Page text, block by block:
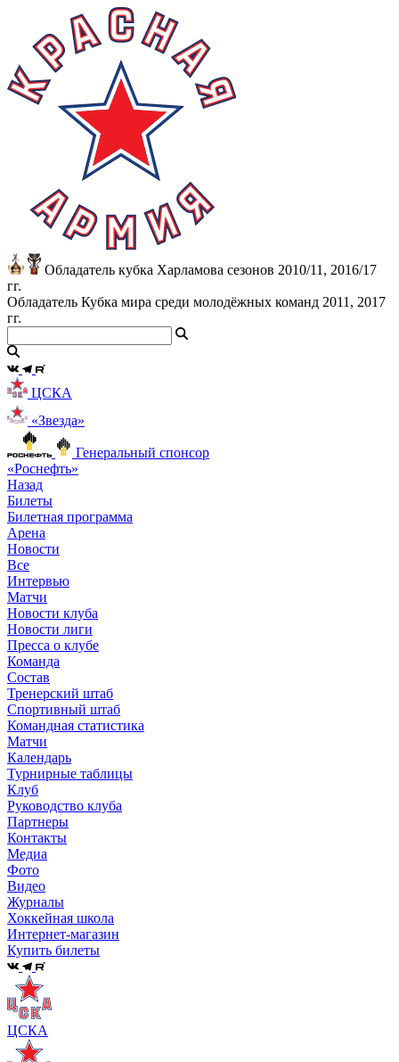
Обладатель кубка Харламова сезонов 2010/11, 2016/17
гг.
Обладатель Кубка мира среди молодёжных команд 2011, 2017
гг.
ЦСКА
«Звезда»
Генеральный спонсор
«Роснефть»
Назад
Билеты
Билетная программа
Арена
Новости
Все
Интервью
Матчи
Новости клуба
Новости лиги
Пресса о клубе
Команда
Состав
Тренерский штаб
Спортивный штаб
Командная статистика
Матчи
Календарь
Турнирные таблицы
Клуб
Руководство клуба
Партнеры
Контакты
Медиа
Фото
Видео
Журналы
Хоккейная школа
Интернет-магазин
Купить билеты
ЦСКА